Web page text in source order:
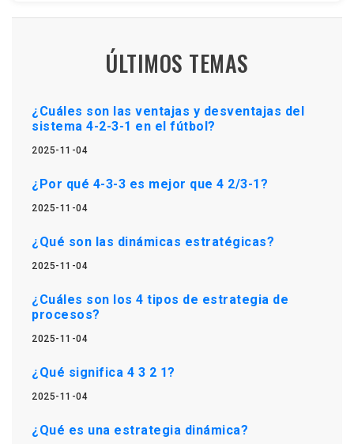
ÚLTIMOS TEMAS
¿Cuáles son las ventajas y desventajas del
sistema 4-2-3-1 en el fútbol?
2025-11-04
¿Por qué 4-3-3 es mejor que 4 2/3-1?
2025-11-04
¿Qué son las dinámicas estratégicas?
2025-11-04
¿Cuáles son los 4 tipos de estrategia de
procesos?
2025-11-04
¿Qué significa 4 3 2 1?
2025-11-04
¿Qué es una estrategia dinámica?